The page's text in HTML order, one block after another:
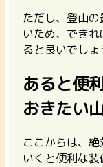
ただし、登山
いため、でき
ると良いでしょ
あると便
おきたい
ここからは、
いくと便利な装